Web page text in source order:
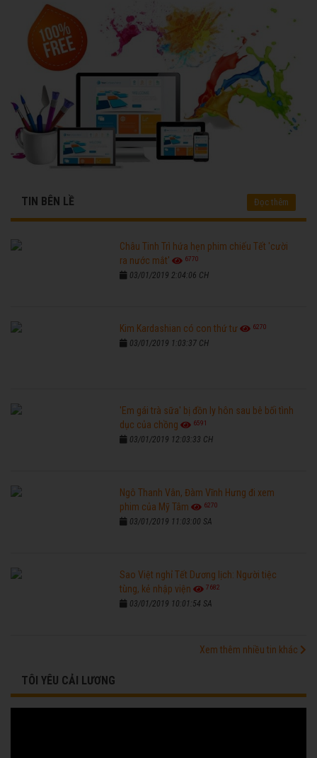
TIN BÊN LỀ Đọc thêm
Châu Tinh Trì hứa hẹn phim chiếu Tết 'cười
ra nước mắt'
6770
03/01/2019 2:04:06 CH
Kim Kardashian có con thứ tư 6270
03/01/2019 1:03:37 CH
'Em gái trà sữa' bị đồn ly hôn sau bê bối tình
dục của chồng
6591
03/01/2019 12:03:33 CH
Ngô Thanh Vân, Đàm Vĩnh Hưng đi xem
phim của Mỹ Tâm
6270
03/01/2019 11:03:00 SA
Sao Việt nghỉ Tết Dương lịch: Người tiệc
tùng, kẻ nhập viện
7682
03/01/2019 10:01:54 SA
Xem thêm nhiều tin khác
TÔI YÊU CẢI LƯƠNG